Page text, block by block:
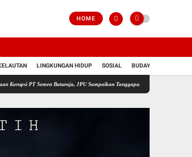
HOME
LINGKUNGAN HIDUP SOSIAL BUDAYA
Semen Baturaja, JPU Sampaikan Tanggapan atas Eksepsi Tiga Terdakwa